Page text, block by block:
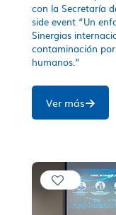
con la Secretaría
side event “Un
Sinergias
contaminación
humanos.”
Ver más